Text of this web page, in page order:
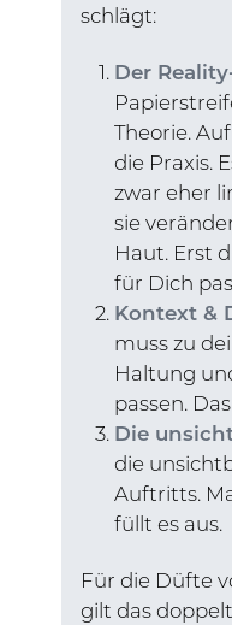
schlägt:
Der
Theorie.
die Praxis.
zwar eher
sie
Haut. Erst
für Dich
Kontext &
muss zu
Haltung
passen.
Die
die
Auftritts.
füllt es aus.
Für die Düfte
gilt das